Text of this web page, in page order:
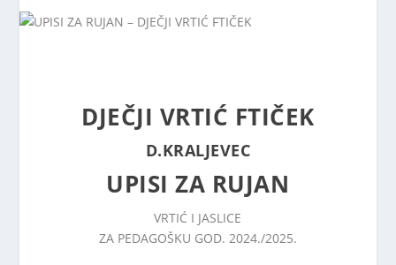
DJEČJI VRTIĆ FTIČEK
D.KRALJEVEC
UPISI ZA RUJAN
VRTIĆ I JASLICE
ZA PEDAGOŠKU GOD. 2024./2025.